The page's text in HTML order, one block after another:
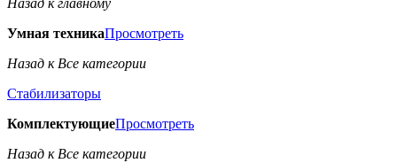
Назад к главному
Умная техникаПросмотреть
Назад к Все категории
Стабилизаторы
КомплектующиеПросмотреть
Назад к Все категории